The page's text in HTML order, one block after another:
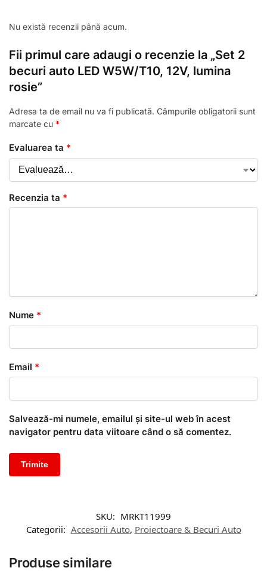
Nu există recenzii până acum.
Fii primul care adaugi o recenzie la „Set 2
becuri auto LED W5W/T10, 12V, lumina
rosie”
Adresa ta de email nu va fi publicată. Câmpurile obligatorii sunt
marcate cu *
Evaluarea ta *
Recenzia ta *
Nume *
Email *
Salvează-mi numele, emailul și site-ul web în acest
navigator pentru data viitoare când o să comentez.
SKU: MRKT11999
Categorii: Accesorii Auto, Proiectoare & Becuri Auto
Produse similare